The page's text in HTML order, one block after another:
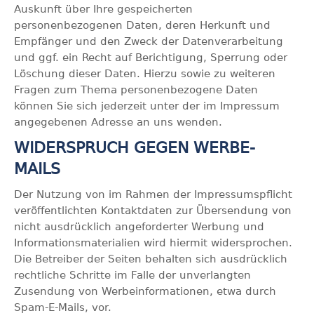
Auskunft über Ihre gespeicherten
personenbezogenen Daten, deren Herkunft und
Empfänger und den Zweck der Datenverarbeitung
und ggf. ein Recht auf Berichtigung, Sperrung oder
Löschung dieser Daten. Hierzu sowie zu weiteren
Fragen zum Thema personenbezogene Daten
können Sie sich jederzeit unter der im Impressum
angegebenen Adresse an uns wenden.
WIDERSPRUCH GEGEN WERBE-
MAILS
Der Nutzung von im Rahmen der Impressumspflicht
veröffentlichten Kontaktdaten zur Übersendung von
nicht ausdrücklich angeforderter Werbung und
Informationsmaterialien wird hiermit widersprochen.
Die Betreiber der Seiten behalten sich ausdrücklich
rechtliche Schritte im Falle der unverlangten
Zusendung von Werbeinformationen, etwa durch
Spam-E-Mails, vor.